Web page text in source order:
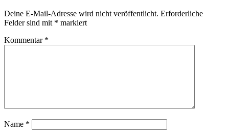
Deine E-Mail-Adresse wird nicht veröffentlicht. Erforderliche
Felder sind mit * markiert
Kommentar *
Name *